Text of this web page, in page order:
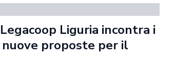
Liguria incontra i
nuove proposte per il